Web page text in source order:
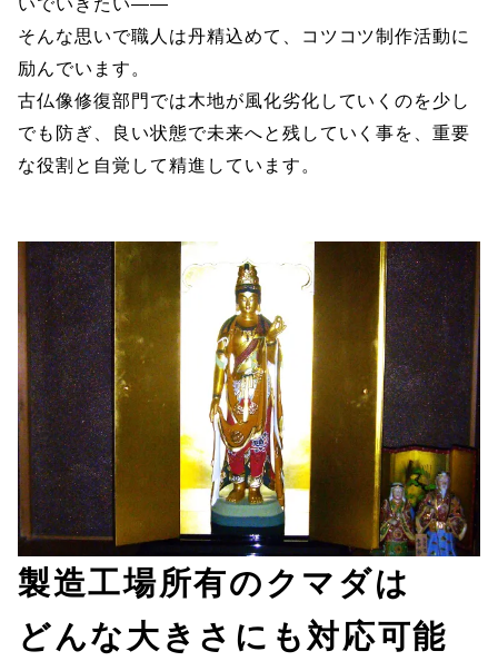
そんな思いで職人は丹精込めて、コツコツ制作活動に
励んでいます。
古仏像修復部門では木地が風化劣化していくのを少し
でも防ぎ、良い状態で未来へと残していく事を、重要
な役割と自覚して精進しています。
製造工場所有のクマダは
どんな大きさにも対応可能